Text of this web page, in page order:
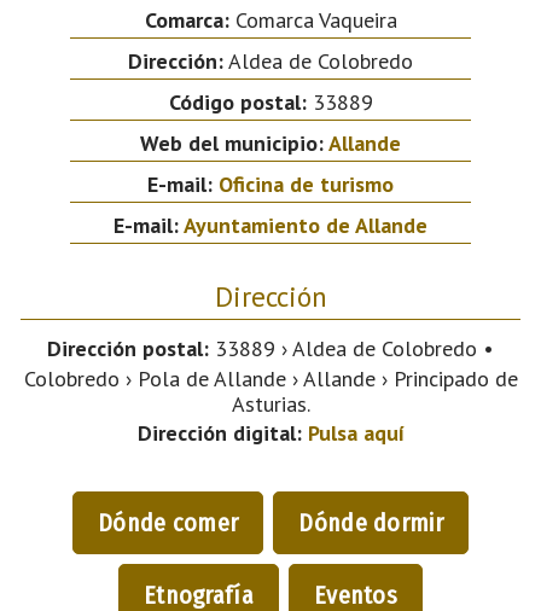
Comarca:Comarca Vaqueira
Dirección:Aldea de Colobredo
Código postal:33889
Web del municipio:Allande
E-mail: Oficina de turismo
E-mail:Ayuntamiento de Allande
Dirección
Dirección postal: 33889 › Aldea de Colobredo •
Colobredo › Pola de Allande › Allande › Principado de
Asturias.
Dirección digital: Pulsa aquí
Dónde comer Dónde dormir
Etnografía Eventos